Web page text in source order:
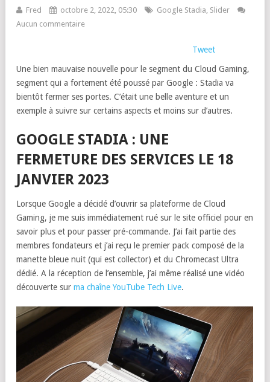
Fred octobre 2, 2022, 05:30 Google Stadia, Slider
Aucun commentaire
Tweet
Une bien mauvaise nouvelle pour le segment du Cloud Gaming,
segment qui a fortement été poussé par Google : Stadia va
bientôt fermer ses portes. C’était une belle aventure et un
exemple à suivre sur certains aspects et moins sur d’autres.
GOOGLE STADIA : UNE
FERMETURE DES SERVICES LE 18
JANVIER 2023
Lorsque Google a décidé d’ouvrir sa plateforme de Cloud
Gaming, je me suis immédiatement rué sur le site officiel pour en
savoir plus et pour passer pré-commande. J’ai fait partie des
membres fondateurs et j’ai reçu le premier pack composé de la
manette bleue nuit (qui est collector) et du Chromecast Ultra
dédié. A la réception de l’ensemble, j’ai même réalisé une vidéo
découverte sur ma chaîne YouTube Tech Live.